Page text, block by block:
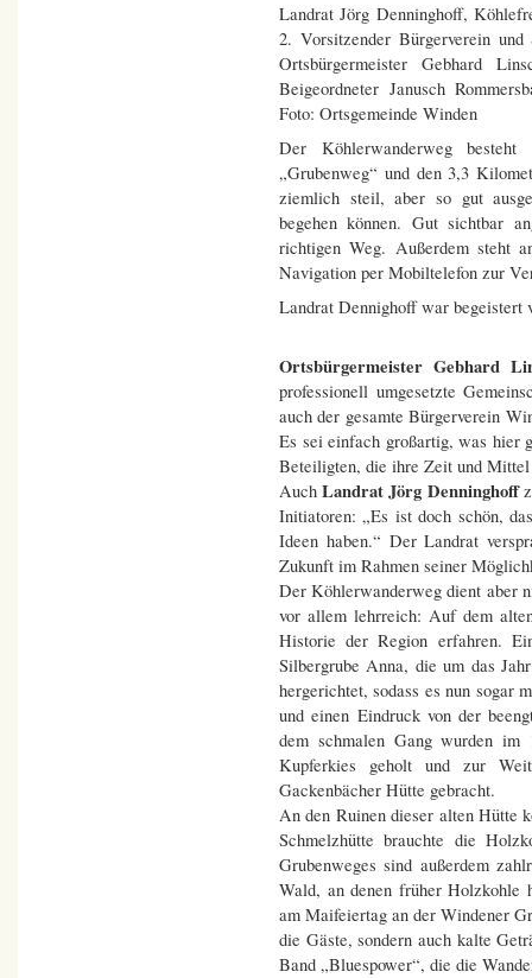
Landrat Jörg Denninghoff,
2. Vorsitzender Bürgerverein
Ortsbürgermeister Gebhard
Beigeordneter Janusch
Foto: Ortsgemeinde Winden
Der Köhlerwanderweg
„Grubenweg“ und den 3,3
ziemlich steil, aber so gut
begehen können. Gut sichtbar
richtigen Weg. Außerdem steht
Navigation per Mobiltelefon zur
Landrat Dennighoff war begeistert
Ortsbürgermeister Gebhard
professionell umgesetzte
auch der gesamte Bürgerverein
Es sei einfach großartig, was hier
Beteiligten, die ihre Zeit und
AuchLandrat Jörg Denninghoff
Initiatoren: „Es ist doch schön,
Ideen haben.“ Der Landrat
Zukunft im Rahmen seiner
Der Köhlerwanderweg dient aber
vor allem lehrreich: Auf dem
Historie der Region erfahren.
Silbergrube Anna, die um das
hergerichtet, sodass es nun sogar
und einen Eindruck von der
dem schmalen Gang wurden im
Kupferkies geholt und zur
Gackenbächer Hütte gebracht.
An den Ruinen dieser alten Hütte
Schmelzhütte brauchte die
Grubenweges sind außerdem
Wald, an denen früher Holzkohle
am Maifeiertag an der Windener
die Gäste, sondern auch kalte
Band „Bluespower“, die die